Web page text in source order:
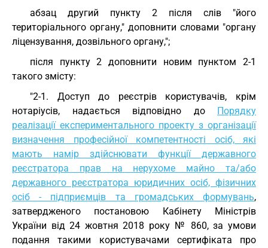
абзац другий пункту 2 після слів "його
територіального органу," доповнити словами "органу
ліцензування, дозвільного органу,";
після пункту 2 доповнити новим пунктом 2-1
такого змісту:
"2-1. Доступ до реєстрів користувачів, крім
нотаріусів, надається відповідно до Порядку
реалізації експериментального проекту з організації
визначення професійної компетентності осіб, які
мають намір здійснювати функції державного
реєстратора прав на нерухоме майно та/або
державного реєстратора юридичних осіб, фізичних
осіб - підприємців та громадських формувань,
затвердженого постановою Кабінету Міністрів
України від 24 жовтня 2018 року № 860, за умови
подання такими користувачами сертифіката про